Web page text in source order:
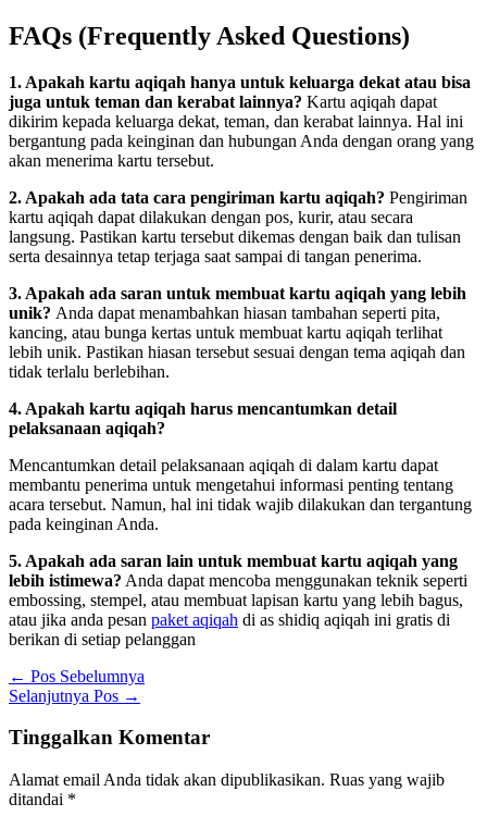
FAQs (Frequently Asked Questions)
1. Apakah kartu aqiqah hanya untuk keluarga dekat atau bisa
juga untuk teman dan kerabat lainnya? Kartu aqiqah dapat
dikirim kepada keluarga dekat, teman, dan kerabat lainnya. Hal ini
bergantung pada keinginan dan hubungan Anda dengan orang yang
akan menerima kartu tersebut.
2. Apakah ada tata cara pengiriman kartu aqiqah? Pengiriman
kartu aqiqah dapat dilakukan dengan pos, kurir, atau secara
langsung. Pastikan kartu tersebut dikemas dengan baik dan tulisan
serta desainnya tetap terjaga saat sampai di tangan penerima.
3. Apakah ada saran untuk membuat kartu aqiqah yang lebih
unik? Anda dapat menambahkan hiasan tambahan seperti pita,
kancing, atau bunga kertas untuk membuat kartu aqiqah terlihat
lebih unik. Pastikan hiasan tersebut sesuai dengan tema aqiqah dan
tidak terlalu berlebihan.
4. Apakah kartu aqiqah harus mencantumkan detail
pelaksanaan aqiqah?
Mencantumkan detail pelaksanaan aqiqah di dalam kartu dapat
membantu penerima untuk mengetahui informasi penting tentang
acara tersebut. Namun, hal ini tidak wajib dilakukan dan tergantung
pada keinginan Anda.
5. Apakah ada saran lain untuk membuat kartu aqiqah yang
lebih istimewa? Anda dapat mencoba menggunakan teknik seperti
embossing, stempel, atau membuat lapisan kartu yang lebih bagus,
atau jika anda pesan paket aqiqah di as shidiq aqiqah ini gratis di
berikan di setiap pelanggan
← Pos Sebelumnya
Selanjutnya Pos →
Tinggalkan Komentar
Alamat email Anda tidak akan dipublikasikan. Ruas yang wajib
ditandai *